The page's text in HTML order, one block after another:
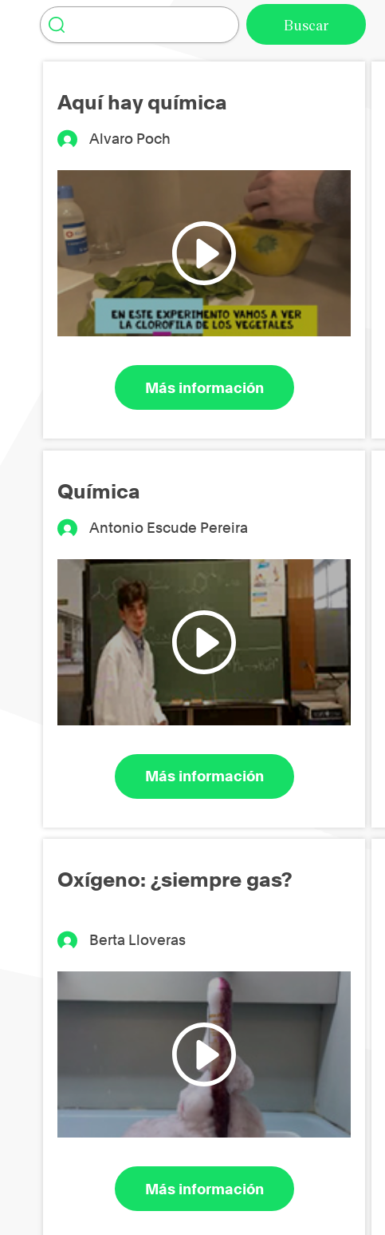
Aquí hay química
Alvaro Poch
Más información
Química
Antonio Escude Pereira
Más información
Oxígeno: ¿siempre gas?
Berta Lloveras
Más información